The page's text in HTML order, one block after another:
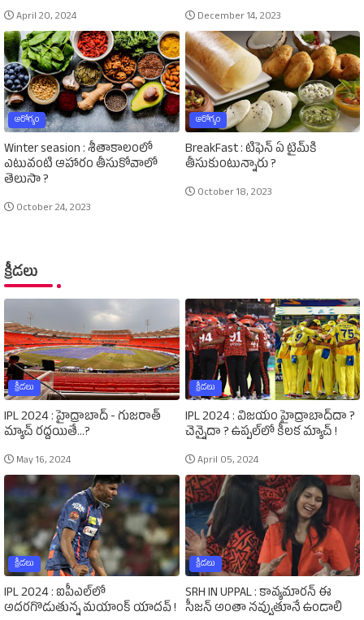
April 20, 2024 December 14, 2023
ఆరోగ్యం
Winter seasion : శీతాకాలంలో
ఎటువంటి ఆహారం తీసుకోవాలో
తెలుసా ?
October 24, 2023
ఆరోగ్యం
BreakFast : టిఫెన్‌ ఏ టైమ్‌కి
తీసుకుంటున్నారు ?
October 18, 2023
క్రీడలు
క్రీడలు
IPL 2024 : హైద్రాబాద్‌ - గుజరాత్‌
మ్యాచ్‌ రద్దయితే...?
May 16, 2024
క్రీడలు
IPL 2024 : విజయం హైద్రాబాద్‌దా ?
చెన్నైదా ? ఉప్పల్‌లో కీలక మ్యాచ్‌ !
April 05, 2024
క్రీడలు
IPL 2024 : ఐపీఎల్‌లో
అదరగొడుతున్న మయాంక్‌ యాదవ్‌ !
క్రీడలు
SRH IN UPPAL : కావ్యమారన్‌ ఈ
సీజన్‌ అంతా నవ్వుతూనే ఉండాలి